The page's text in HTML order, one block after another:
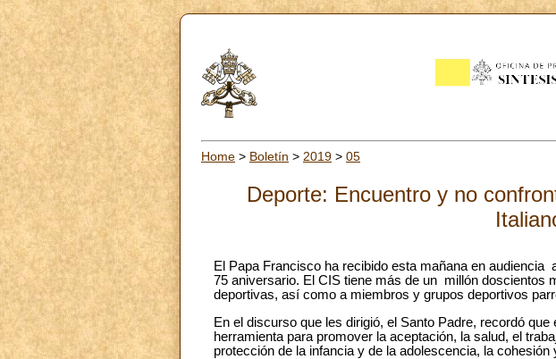
Home > Boletín > 2019 > 05
Deporte: Encuentro y no
El Papa Francisco ha recibido esta mañana en
75 aniversario. El CIS tiene más de un millón doscientos
deportivas, así como a miembros y grupos deportivos
En el discurso que les dirigió, el Santo Padre, recordó
herramienta para promover la aceptación, la salud, el
protección de la infancia y de la adolescencia, la cohesión